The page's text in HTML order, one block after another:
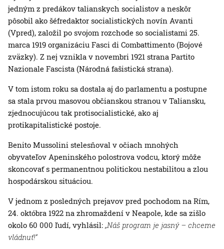
jedným z predákov talianskych socialistov a neskôr
pôsobil ako šéfredaktor socialistických novín Avanti
(Vpred), založil po svojom rozchode so socialistami 25.
marca 1919 organizáciu Fasci di Combattimento (Bojové
zväzky). Z nej vznikla v novembri 1921 strana Partito
Nazionale Fascista (Národná fašistická strana).
V tom istom roku sa dostala aj do parlamentu a postupne
sa stala prvou masovou občianskou stranou v Taliansku,
zjednocujúcou tak protisocialistické, ako aj
protikapitalistické postoje.
Benito Mussolini stelesňoval v očiach mnohých
obyvateľov Apeninského polostrova vodcu, ktorý môže
skoncovať s permanentnou politickou nestabilitou a zlou
hospodárskou situáciou.
V jednom z posledných prejavov pred pochodom na Rím,
24. októbra 1922 na zhromaždení v Neapole, kde sa zišlo
okolo 60 000 ľudí, vyhlásil: „Náš program je jasný – chceme
vládnuť!“